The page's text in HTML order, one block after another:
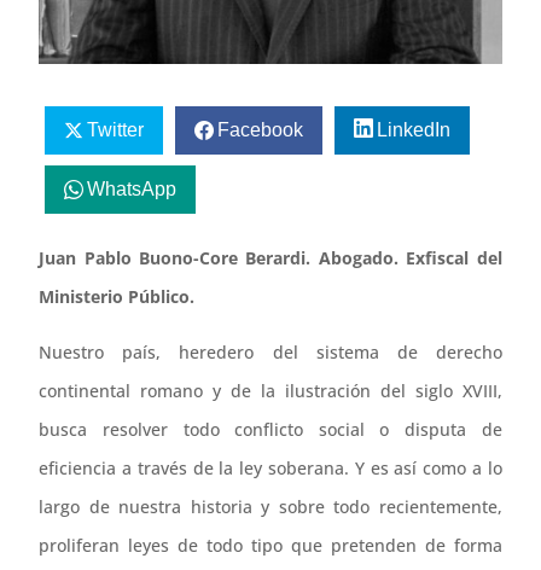
Twitter Facebook LinkedIn
WhatsApp
Juan Pablo Buono-Core Berardi. Abogado. Exfiscal del
Ministerio Público.
Nuestro país, heredero del sistema de derecho
continental romano y de la ilustración del siglo XVIII,
busca resolver todo conflicto social o disputa de
eficiencia a través de la ley soberana. Y es así como a lo
largo de nuestra historia y sobre todo recientemente,
proliferan leyes de todo tipo que pretenden de forma